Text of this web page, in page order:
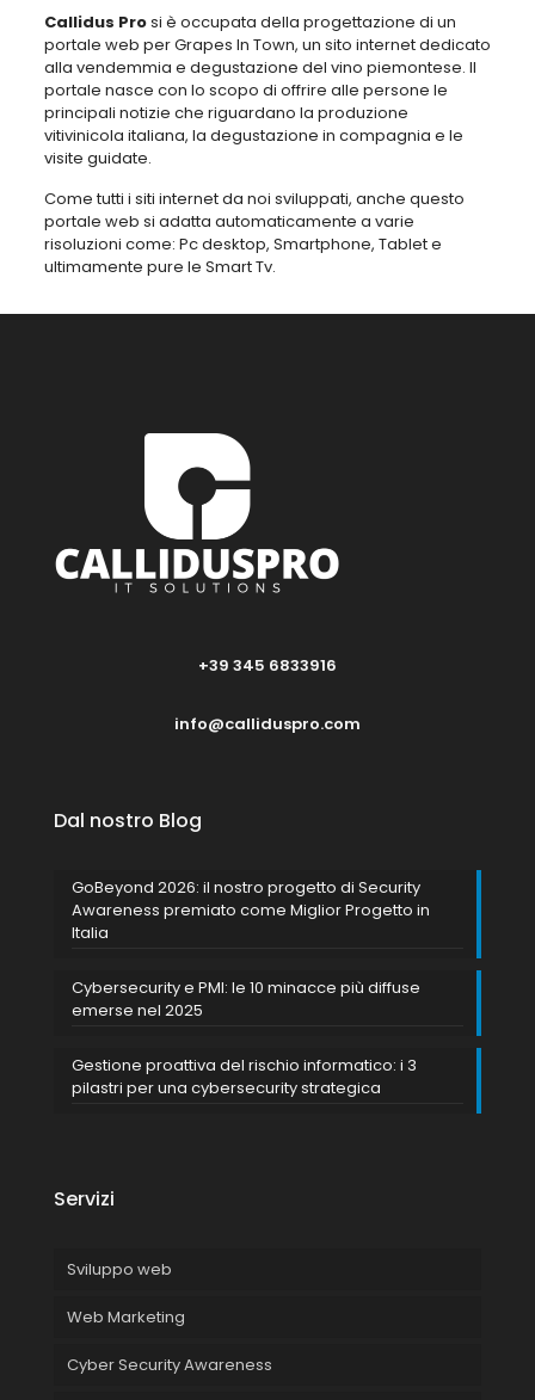
Callidus Prosi è occupata della progettazione di un
portale web per Grapes In Town, un sito internet dedicato
alla vendemmia e degustazione del vino piemontese. Il
portale nasce con lo scopo di offrire alle persone le
principali notizie che riguardano la produzione
vitivinicola italiana, la degustazione in compagnia e le
visite guidate.
Come tutti i siti internet da noi sviluppati, anche questo
portale web si adatta automaticamente a varie
risoluzioni come: Pc desktop, Smartphone, Tablet e
ultimamente pure le Smart Tv.
+39 345 6833916
info@calliduspro.com
Dal nostro Blog
GoBeyond 2026: il nostro progetto di Security
Awareness premiato come Miglior Progetto in
Italia
Cybersecurity e PMI: le 10 minacce più diffuse
emerse nel 2025
Gestione proattiva del rischio informatico: i 3
pilastri per una cybersecurity strategica
Servizi
Sviluppo web
Web Marketing
Cyber Security Awareness